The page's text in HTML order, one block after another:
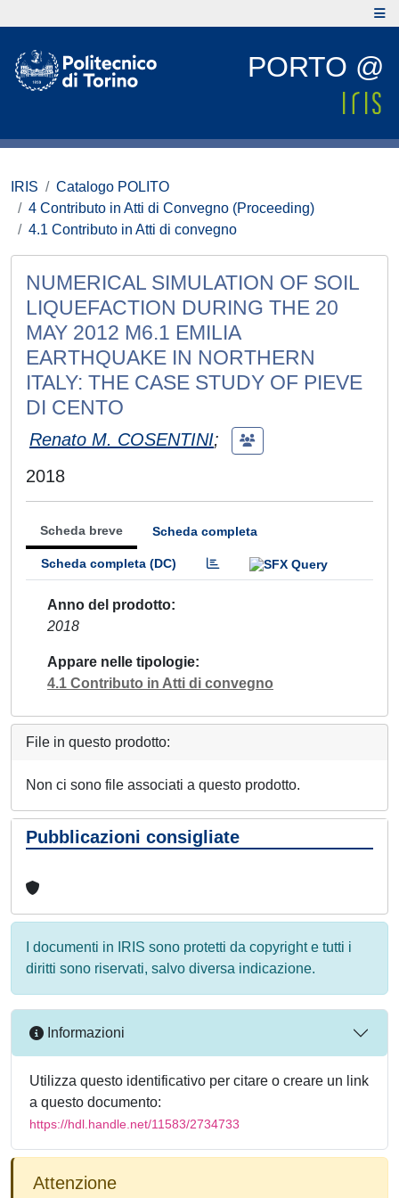
PORTO @
IRIS
Catalogo POLITO
4 Contributo in Atti di Convegno (Proceeding)
4.1 Contributo in Atti di convegno
NUMERICAL SIMULATION OF SOIL
LIQUEFACTION DURING THE 20
MAY 2012 M6.1 EMILIA
EARTHQUAKE IN NORTHERN
ITALY: THE CASE STUDY OF PIEVE
DI CENTO
Renato M. COSENTINI;
2018
Scheda breve Scheda completa
Scheda completa (DC)
Anno del prodotto
2018
Appare nelle tipologie
4.1 Contributo in Atti di convegno
File in questo prodotto:
Non ci sono file associati a questo prodotto.
Pubblicazioni consigliate
I documenti in IRIS sono protetti da copyright e tutti i
diritti sono riservati, salvo diversa indicazione.
Informazioni
Utilizza questo identificativo per citare o creare un link
a questo documento:
https://hdl.handle.net/11583/2734733
Attenzione